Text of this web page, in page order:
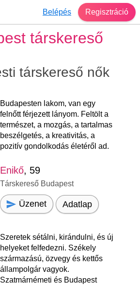
Belépés Regisztráció
társkereső
társkereső nők
Budapesten lakom, van egy
felnőtt férjezett lányom. Feltölt a
természet, a mozgás, a tartalmas
beszélgetés, a kreativitás, a
pozitív gondolkodás életéről ad.
Enikő, 59
Társkereső Budapest
Üzenet Adatlap
Szeretek sétálni, kirándulni, és új
helyeket felfedezni. Székely
származású, özvegy és kettős
állampolgár vagyok.
Szatmárnémeti és Budapest